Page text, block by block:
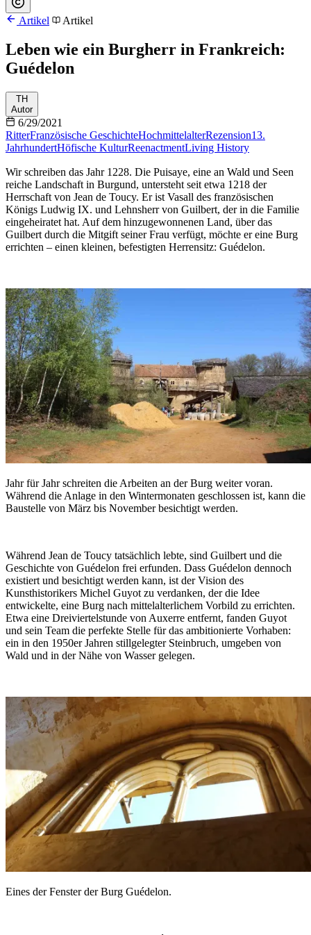
Artikel Artikel
Leben wie ein Burgherr in Frankreich:
Guédelon
TH
Autor
6/29/2021
RitterFranzösische GeschichteHochmittelalterRezension13.
JahrhundertHöfische KulturReenactmentLiving History
Wir schreiben das Jahr 1228. Die Puisaye, eine an Wald und Seen
reiche Landschaft in Burgund, untersteht seit etwa 1218 der
Herrschaft von Jean de Toucy. Er ist Vasall des französischen
Königs Ludwig IX. und Lehnsherr von Guilbert, der in die Familie
eingeheiratet hat. Auf dem hinzugewonnenen Land, über das
Guilbert durch die Mitgift seiner Frau verfügt, möchte er eine Burg
errichten – einen kleinen, befestigten Herrensitz: Guédelon.
Jahr für Jahr schreiten die Arbeiten an der Burg weiter voran.
Während die Anlage in den Wintermonaten geschlossen ist, kann die
Baustelle von März bis November besichtigt werden.
Während Jean de Toucy tatsächlich lebte, sind Guilbert und die
Geschichte von Guédelon frei erfunden. Dass Guédelon dennoch
existiert und besichtigt werden kann, ist der Vision des
Kunsthistorikers Michel Guyot zu verdanken, der die Idee
entwickelte, eine Burg nach mittelalterlichem Vorbild zu errichten.
Etwa eine Dreiviertelstunde von Auxerre entfernt, fanden Guyot
und sein Team die perfekte Stelle für das ambitionierte Vorhaben:
ein in den 1950er Jahren stillgelegter Steinbruch, umgeben von
Wald und in der Nähe von Wasser gelegen.
Eines der Fenster der Burg Guédelon.